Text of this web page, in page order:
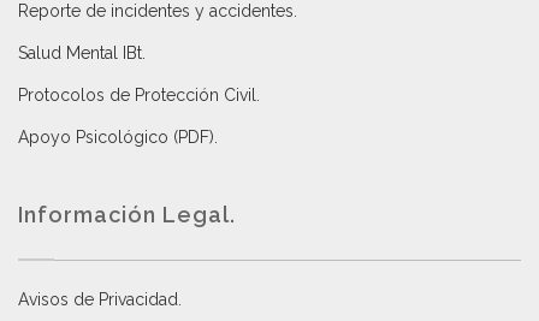
Reporte de incidentes y accidentes
Salud Mental IBt
Protocolos de Protección Civil
Apoyo Psicológico (PDF)
Información Legal.
Avisos de Privacidad